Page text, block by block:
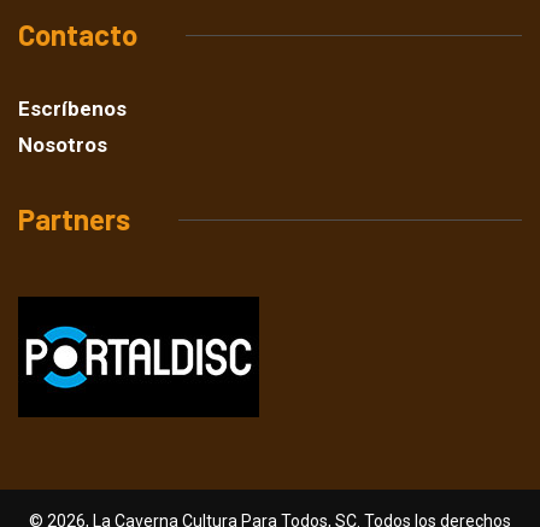
Contacto
Escríbenos
Nosotros
Partners
© 2026, La Caverna Cultura Para Todos, SC. Todos los derechos